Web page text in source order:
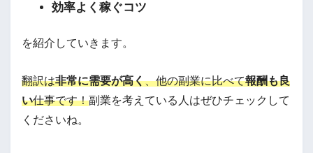
効率よく稼ぐコツ
を紹介していきます。
翻訳は非常に需要が高く、他の副業に比べて報酬も良
い仕事です！副業を考えている人はぜひチェックして
くださいね。